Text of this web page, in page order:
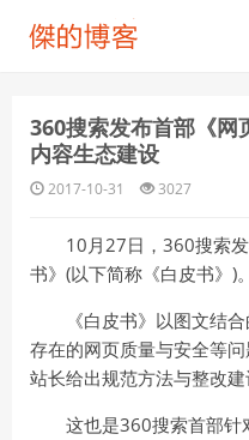
360搜索发布首部《网
内容生态建设
2017-10-31 3027
10月27日，360搜索
书》(以下简称《白皮书》)。
《白皮书》以图文结
存在的网页质量与安全等
站长给出规范方法与整改建
这也是360搜索首部针